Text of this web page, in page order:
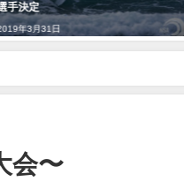
手決定
年3月31日
会〜